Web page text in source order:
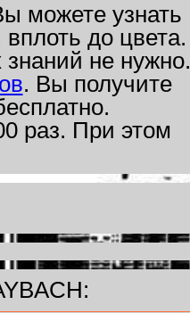
можете узнать
до цвета.
не нужно.
. Вы получите
раз. При этом